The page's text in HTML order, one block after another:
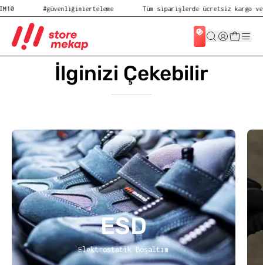
#güvenliğinierteleme Tüm siparişlerde ücretsiz kargo
İlginizi Çekebilir
ESD
Elektrostatik Boşaltım